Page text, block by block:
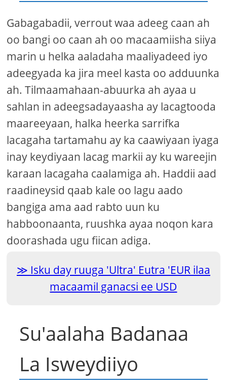
Gabagabadii, verrout waa adeeg caan ah
oo bangi oo caan ah oo macaamiisha siiya
marin u helka aaladaha maaliyadeed iyo
adeegyada ka jira meel kasta oo adduunka
ah. Tilmaamahaan-abuurka ah ayaa u
sahlan in adeegsadayaasha ay lacagtooda
maareeyaan, halka heerka sarrifka
lacagaha tartamahu ay ka caawiyaan iyaga
inay keydiyaan lacag markii ay ku wareejin
karaan lacagaha caalamiga ah. Haddii aad
raadineysid qaab kale oo lagu aado
bangiga ama aad rabto uun ku
habboonaanta, ruushka ayaa noqon kara
doorashada ugu fiican adiga.
Isku day ruuga 'Ultra' Eutra 'EUR ilaa
macaamil ganacsi ee USD
Su'aalaha Badanaa
La Isweydiiyo